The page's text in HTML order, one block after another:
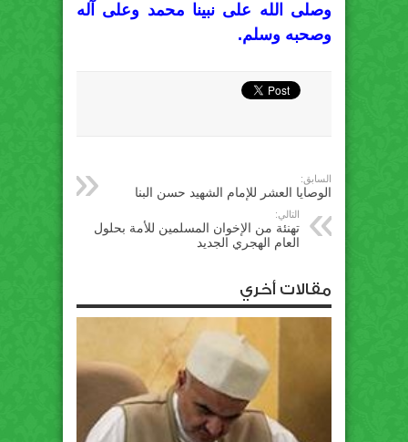
وصلى الله على نبينا محمد وعلى آله
وصحبه وسلم.
السابق:
الوصايا العشر للإمام الشهيد حسن البنا
التالي:
تهنئة من الإخوان المسلمين للأمة بحلول
العام الهجري الجديد
مقالات أخري